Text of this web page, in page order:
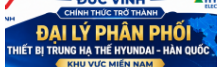
Ứng dụng thực tế của sản phẩm
Nhờ tính đa năng và độ tin cậy,Đồng hồ ampe SELEC
MA12được ứng dụng rộng rãi trong nhiều lĩnh vực kỹ
thuật: